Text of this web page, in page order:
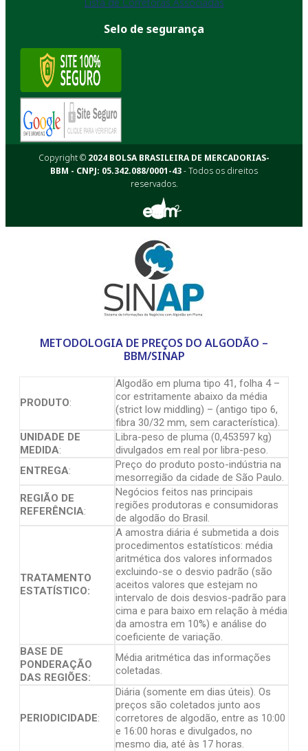
Selo de segurança
Copyright © 2024 BOLSA BRASILEIRA DE MERCADORIAS-
BBM - CNPJ: 05.342.088/0001-43- Todos os direitos
reservados.
METODOLOGIA DE PREÇOS DO ALGODÃO –
BBM/SINAP
PRODUTO:
Algodão em pluma tipo 41, folha 4 –
cor estritamente abaixo da média
(strict low middling) – (antigo tipo 6,
fibra 30/32 mm, sem característica).
UNIDADE DE
MEDIDA:
Libra-peso de pluma (0,453597 kg)
divulgados em real por libra-peso.
ENTREGA:
Preço do produto posto-indústria na
mesorregião da cidade de São Paulo.
REGIÃO DE
REFERÊNCIA:
Negócios feitos nas principais
regiões produtoras e consumidoras
de algodão do Brasil.
TRATAMENTO
ESTATÍSTICO:
A amostra diária é submetida a dois
procedimentos estatísticos: média
aritmética dos valores informados
excluindo-se o desvio padrão (são
aceitos valores que estejam no
intervalo de dois desvios-padrão para
cima e para baixo em relação à média
da amostra em 10%) e análise do
coeficiente de variação.
BASE DE
PONDERAÇÃO
DAS REGIÕES:
Média aritmética das informações
coletadas.
PERIODICIDADE:
Diária (somente em dias úteis). Os
preços são coletados junto aos
corretores de algodão, entre as 10:00
e 16:00 horas e divulgados, no
mesmo dia, até às 17 horas.